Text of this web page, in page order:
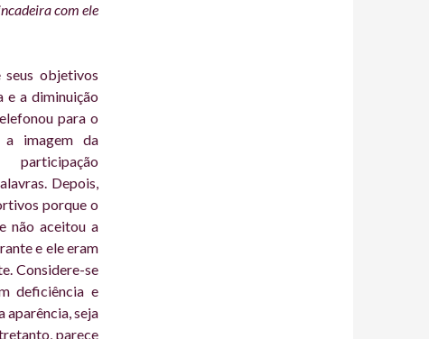
com ele
seus objetivos
e a diminuição
para o
a imagem da
Depois,
porque o
não aceitou a
e ele eram
Considere-se
deficiência e
aparência, seja
parece